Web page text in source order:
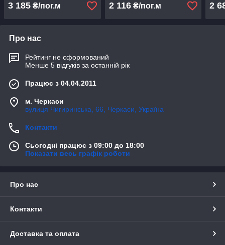
3 185 ₴/пог.м 2 116₴/пог.м 2
Про нас
Рейтинг не сформований
Менше 5 відгуків за останній рік
Працює з 04.04.2011
м. Черкаси
вулиця Чигиринська, 66, Черкаси, Україна
Контакти
Сьогодні працює з 09:00 до 18:00
Показати весь графік роботи
Про нас
Контакти
Доставка та оплата